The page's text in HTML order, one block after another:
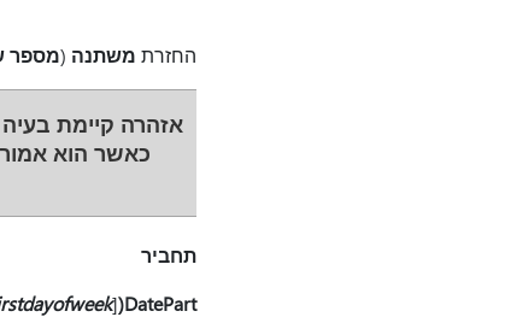
החזרת משתנה (‏מספר
אזהרה
כאשר הוא אמור להיות שבוע 1. לקבלת
תחביר
DatePart(
] [